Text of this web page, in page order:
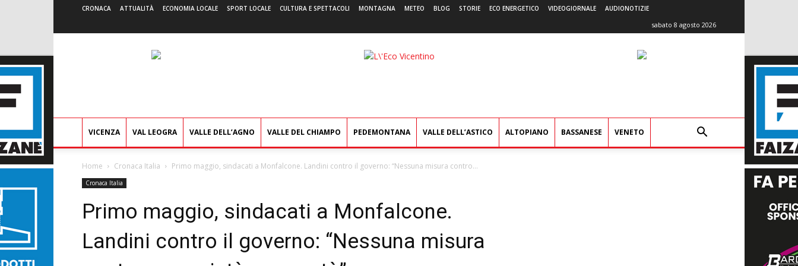
CRONACA ATTUALITÀ ECONOMIA LOCALE SPORT LOCALE CULTURA E SPETTACOLI MONTAGNA METEO BLOG STORIE ECO ENERGETICO VIDEOGIORNALE AUDIONOTIZIE
sabato 8 agosto 2026
L'Eco
VICENZA VAL LEOGRA VALLE DELL’AGNO VALLE DEL CHIAMPO PEDEMONTANA VALLE DELL’ASTICO ALTOPIANO BASSANESE VENETO
Home Cronaca Italia Primo maggio, sindacati a Monfalcone. Landini contro il governo: “Nessuna misura contro...
Cronaca Italia
Primo maggio, sindacati a Monfalcone.
Landini contro il governo: “Nessuna misura